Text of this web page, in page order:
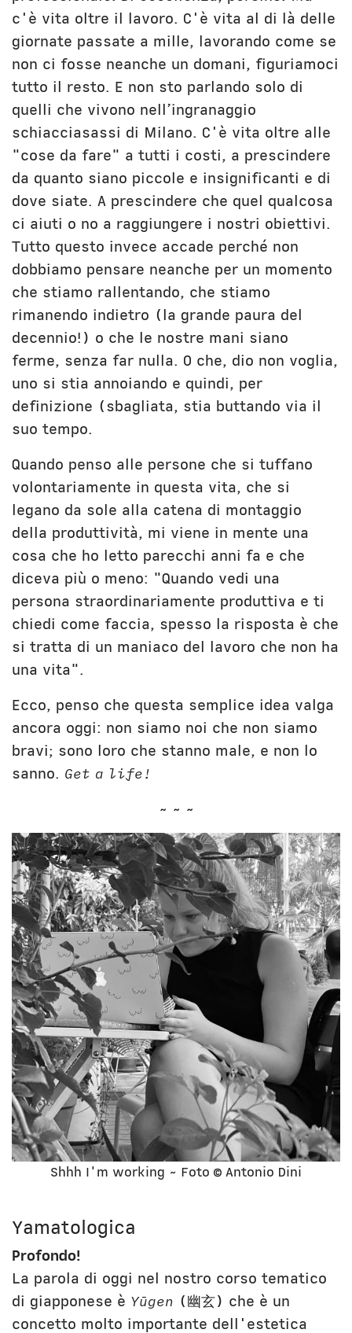
c'è vita oltre il lavoro. C'è vita al di là delle
giornate passate a mille, lavorando come se
non ci fosse neanche un domani, figuriamoci
tutto il resto. E non sto parlando solo di
quelli che vivono nell’ingranaggio
schiacciasassi di Milano. C'è vita oltre alle
"cose da fare" a tutti i costi, a prescindere
da quanto siano piccole e insignificanti e di
dove siate. A prescindere che quel qualcosa
ci aiuti o no a raggiungere i nostri obiettivi.
Tutto questo invece accade perché non
dobbiamo pensare neanche per un momento
che stiamo rallentando, che stiamo
rimanendo indietro (la grande paura del
decennio!) o che le nostre mani siano
ferme, senza far nulla. O che, dio non voglia,
uno si stia annoiando e quindi, per
definizione (sbagliata, stia buttando via il
suo tempo.
Quando penso alle persone che si tuffano
volontariamente in questa vita, che si
legano da sole alla catena di montaggio
della produttività, mi viene in mente una
cosa che ho letto parecchi anni fa e che
diceva più o meno: "Quando vedi una
persona straordinariamente produttiva e ti
chiedi come faccia, spesso la risposta è che
si tratta di un maniaco del lavoro che non ha
una vita".
Ecco, penso che questa semplice idea valga
ancora oggi: non siamo noi che non siamo
bravi; sono loro che stanno male, e non lo
sanno. Get a life!
~ ~ ~
Shhh I'm working ~ Foto © Antonio Dini
Yamatologica
Profondo!
La parola di oggi nel nostro corso tematico
di giapponese è Yūgen (幽玄) che è un
concetto molto importante dell'estetica